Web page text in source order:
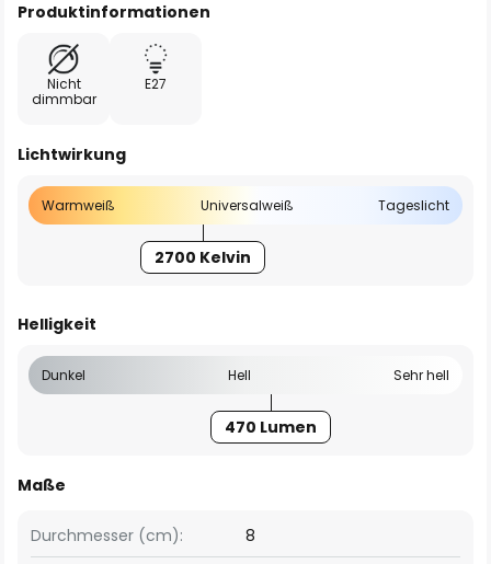
Produktinformationen
Nicht
dimmbar
E27
Lichtwirkung
Warmweiß Universalweiß Tageslicht
2700 Kelvin
Helligkeit
Dunkel Hell Sehr hell
470 Lumen
Maße
Durchmesser (cm): 8